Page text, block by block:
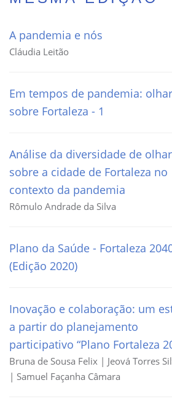
A pandemia e nós
Cláudia Leitão
Em tempos de pandemia:
sobre Fortaleza - 1
Análise da diversidade de
sobre a cidade de Fortaleza no
contexto da pandemia
Rômulo Andrade da Silva
Plano da Saúde - Fortaleza
(Edição 2020)
Inovação e colaboração: um
a partir do planejamento
participativo “Plano Fortaleza
Bruna de Sousa Felix | Jeová Torres
| Samuel Façanha Câmara